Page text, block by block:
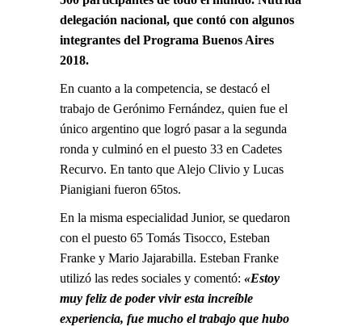
delegación nacional, que contó con algunos
integrantes del Programa Buenos Aires
2018.
En cuanto a la competencia, se destacó el
trabajo de Gerónimo Fernández, quien fue el
único argentino que logró pasar a la segunda
ronda y culminó en el puesto 33 en Cadetes
Recurvo. En tanto que Alejo Clivio y Lucas
Pianigiani fueron 65tos.
En la misma especialidad Junior, se quedaron
con el puesto 65 Tomás Tisocco, Esteban
Franke y Mario Jajarabilla. Esteban Franke
utilizó las redes sociales y comentó: «Estoy
muy feliz de poder vivir esta increíble
experiencia, fue mucho el trabajo que hubo